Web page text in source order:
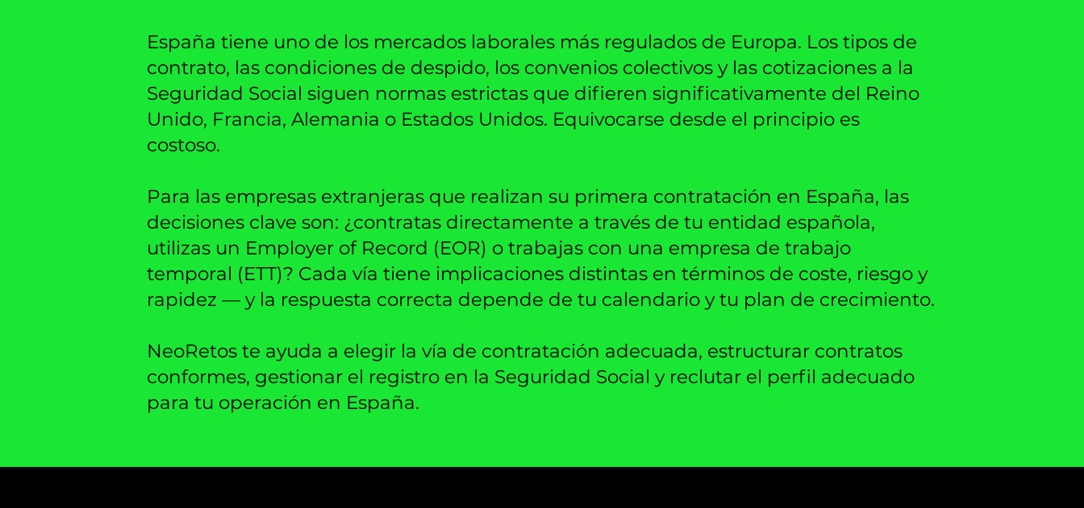
España tiene uno de los mercados laborales más regulados de Europa. Los tipos de
contrato, las condiciones de despido, los convenios colectivos y las cotizaciones a la
Seguridad Social siguen normas estrictas que difieren significativamente del Reino
Unido, Francia, Alemania o Estados Unidos. Equivocarse desde el principio es
costoso.
Para las empresas extranjeras que realizan su primera contratación en España, las
decisiones clave son: ¿contratas directamente a través de tu entidad española,
utilizas un Employer of Record (EOR) o trabajas con una empresa de trabajo
temporal (ETT)? Cada vía tiene implicaciones distintas en términos de coste, riesgo y
rapidez — y la respuesta correcta depende de tu calendario y tu plan de crecimiento.
NeoRetos te ayuda a elegir la vía de contratación adecuada, estructurar contratos
conformes, gestionar el registro en la Seguridad Social y reclutar el perfil adecuado
para tu operación en España.